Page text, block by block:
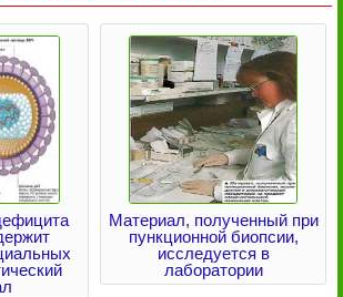
Материал, полученный при
пункционной биопсии,
исследуется в
лаборатории